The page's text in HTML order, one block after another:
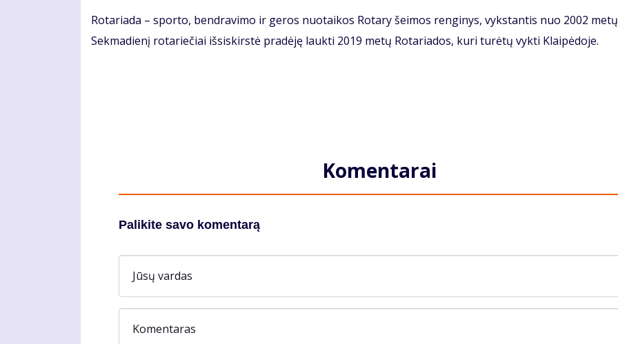
Ro­ta­ria­da – spor­to, ben­dra­vi­mo ir ge­ros nuo­tai­kos Ro­ta­ry šei­mos ren­gi­nys, vyks­tan­tis nuo 2002
Sek­ma­die­nį ro­ta­rie­čiai iš­si­skirs­tė pra­dė­ję lauk­ti 2019 me­tų Ro­ta­ria­dos, ku­ri tu­rė­tų vyk­ti Klai­pė­do­je.
Komentarai
Palikite savo komentarą
Jūsų vardas
Komentaras